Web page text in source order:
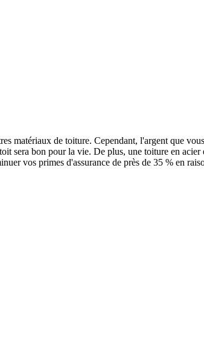
matériaux de toiture. Cependant, l'argent que
sera bon pour la vie. De plus, une toiture en
vos primes d'assurance de près de 35 % en